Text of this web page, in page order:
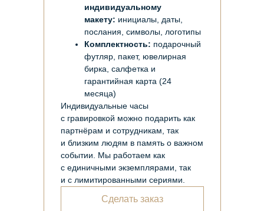
индивидуальному
макету: инициалы, даты,
послания, символы, логотипы
Комплектность: подарочный
футляр, пакет, ювелирная
бирка, салфетка и
гарантийная карта (24
месяца)
Индивидуальные часы
с гравировкой можно подарить как
партнёрам и сотрудникам, так
и близким людям в память о важном
событии. Мы работаем как
с единичными экземплярами, так
и с лимитированными сериями.
Сделать заказ